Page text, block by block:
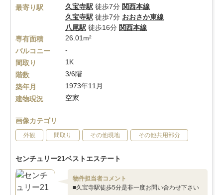
最寄り駅
久宝寺駅 徒歩7分 関西本線
久宝寺駅 徒歩7分 おおさか東線
八尾駅 徒歩16分 関西本線
専有面積
26.01m²
バルコニー
-
間取り
1K
階数
3/6階
築年月
1973年11月
建物現況
空家
画像カテゴリ
外観 間取り その他現地 その他共用部分
センチュリー21ベストエステート
物件担当者コメント
■久宝寺駅徒歩5分是非一度お問い合わせ下さい